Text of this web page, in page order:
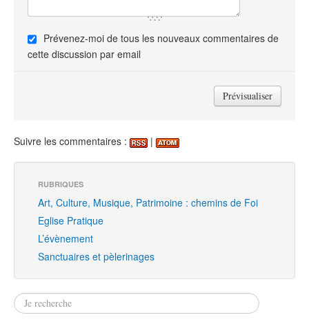
Prévenez-moi de tous les nouveaux commentaires de
cette discussion par email
Suivre les commentaires : |
RUBRIQUES
Art, Culture, Musique, Patrimoine : chemins de Foi
Eglise Pratique
L’évènement
Sanctuaires et pèlerinages